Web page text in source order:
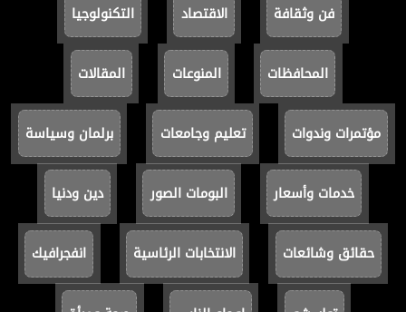
فن وثقافة الاقتصاد التكنولوجيا
المحافظات المنوعات المقالات
مؤتمرات وندوات تعليم وجامعات برلمان وسياسة
خدمات وأسعار البومات الصور دين ودنيا
حقائق وشائعات الانتخابات الرئاسية انفجرافيك